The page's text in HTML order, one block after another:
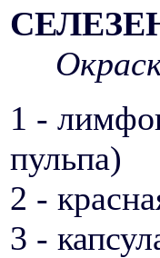
1 -
пульпа)
2 -
3 -